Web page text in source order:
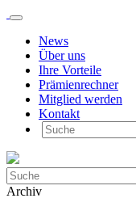
News
Über uns
Ihre Vorteile
Prämienrechner
Mitglied werden
Kontakt
Archiv